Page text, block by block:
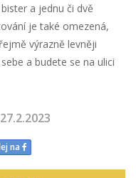
a jednu či dvě
je také omezená,
výrazně levněji
a budete se na ulici
27.2.2023
na